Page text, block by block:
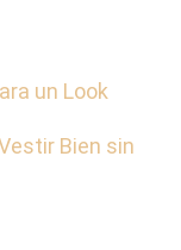
un Look
Bien sin